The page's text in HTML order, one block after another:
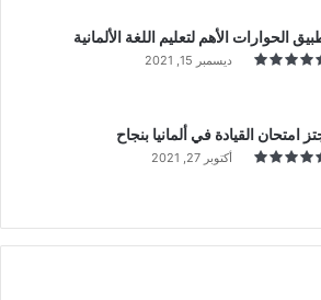
الحوارات الأهم لتعليم اللغة الألمانية
ديسمبر 15, 2021
امتحان القيادة في ألمانيا بنجاح
أكتوبر 27, 2021